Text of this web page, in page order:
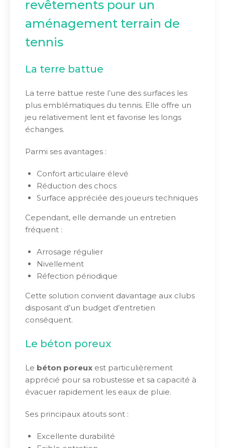
revêtements pour un
aménagement terrain de
tennis
La terre battue
La terre battue reste l’une des surfaces les
plus emblématiques du tennis. Elle offre un
jeu relativement lent et favorise les longs
échanges.
Parmi ses avantages :
Confort articulaire élevé
Réduction des chocs
Surface appréciée des joueurs techniques
Cependant, elle demande un entretien
fréquent :
Arrosage régulier
Nivellement
Réfection périodique
Cette solution convient davantage aux clubs
disposant d’un budget d’entretien
conséquent.
Le béton poreux
Le béton poreux est particulièrement
apprécié pour sa robustesse et sa capacité à
évacuer rapidement les eaux de pluie.
Ses principaux atouts sont :
Excellente durabilité